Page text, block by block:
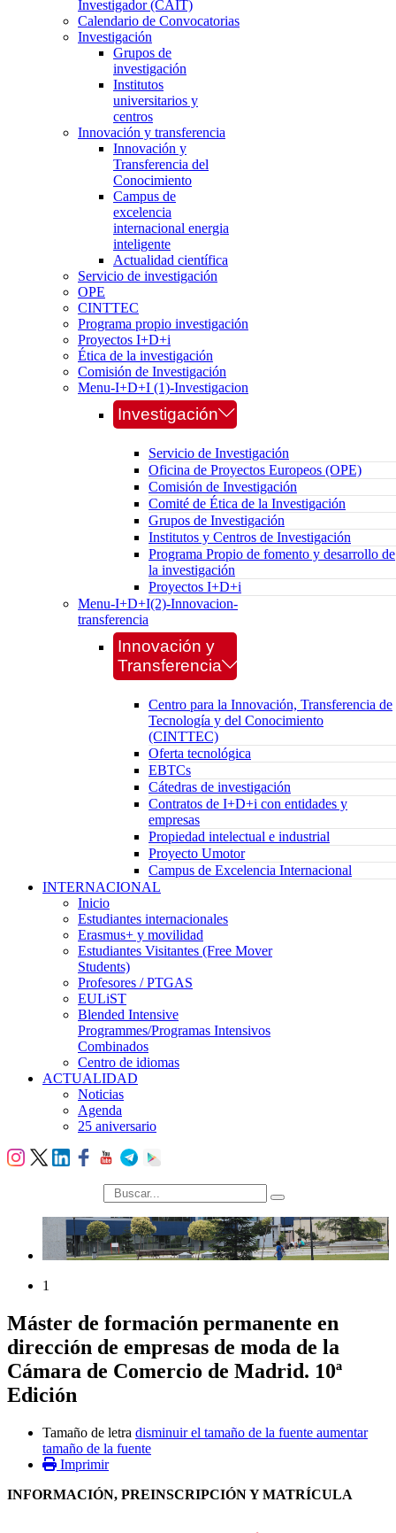
Investigador (CAIT)
Calendario de Convocatorias
Investigación
Grupos de
investigación
Institutos
universitarios y
centros
Innovación y transferencia
Innovación y
Transferencia del
Conocimiento
Campus de
excelencia
internacional energia
inteligente
Actualidad científica
Servicio de investigación
OPE
CINTTEC
Programa propio investigación
Proyectos I+D+i
Ética de la investigación
Comisión de Investigación
Menu-I+D+I (1)-Investigacion
Investigación
Servicio de Investigación
Oficina de Proyectos Europeos (OPE)
Comisión de Investigación
Comité de Ética de la Investigación
Grupos de Investigación
Institutos y Centros de Investigación
Programa Propio de fomento y desarrollo de
la investigación
Proyectos I+D+i
Menu-I+D+I(2)-Innovacion-
transferencia
Innovación y
Transferencia
Centro para la Innovación, Transferencia de
Tecnología y del Conocimiento
(CINTTEC)
Oferta tecnológica
EBTCs
Cátedras de investigación
Contratos de I+D+i con entidades y
empresas
Propiedad intelectual e industrial
Proyecto Umotor
Campus de Excelencia Internacional
INTERNACIONAL
Inicio
Estudiantes internacionales
Erasmus+ y movilidad
Estudiantes Visitantes (Free Mover
Students)
Profesores / PTGAS
EULiST
Blended Intensive
Programmes/Programas Intensivos
Combinados
Centro de idiomas
ACTUALIDAD
Noticias
Agenda
25 aniversario
búsqueda
1
Máster de formación permanente en
dirección de empresas de moda de la
Cámara de Comercio de Madrid. 10ª
Edición
Tamaño de letra disminuir el tamaño de la fuente aumentar
tamaño de la fuente
Imprimir
INFORMACIÓN, PREINSCRIPCIÓN Y MATRÍCULA